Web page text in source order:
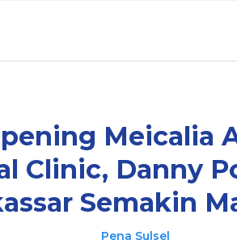
Meicalia
Clinic, Danny
Semakin
Pena Sulsel